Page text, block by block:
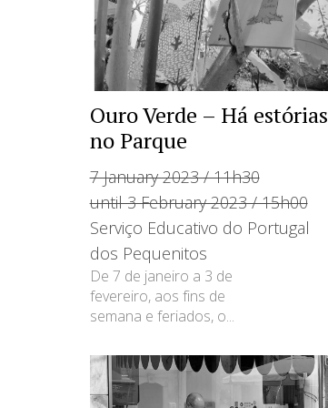
Ouro Verde – Há estórias
no Parque
7 January 2023 / 11h30
until 3 February 2023 / 15h00
Serviço Educativo do Portugal
dos Pequenitos
De 7 de janeiro a 3 de
fevereiro, aos fins de
semana e feriados, o...